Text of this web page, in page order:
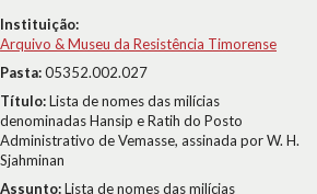
Instituição:
Arquivo & Museu da Resistência Timorense
Pasta:05352.002.027
Título:Lista de nomes das milícias
denominadas Hansip e Ratih do Posto
Administrativo de Vemasse, assinada por W. H.
Sjahminan
Assunto:Lista de nomes das milícias